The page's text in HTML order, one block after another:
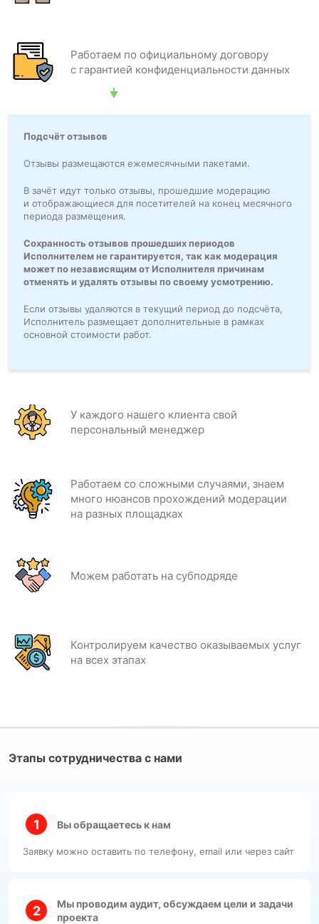
Работаем по официальному договору
с гарантией конфиденциальности данных
Подсчёт отзывов
Отзывы размещаются ежемесячными пакетами.
В зачёт идут только отзывы, прошедшие модерацию
и отображающиеся для посетителей на конец месячного
периода размещения.
Сохранность отзывов прошедших периодов
Исполнителем не гарантируется, так как модерация
может по независящим от Исполнителя причинам
отменять и удалять отзывы по своему усмотрению.
Если отзывы удаляются в текущий период до подсчёта,
Исполнитель размещает дополнительные в рамках
основной стоимости работ.
У каждого нашего клиента свой
персональный менеджер
Работаем со сложными случаями, знаем
много нюансов прохождений модерации
на разных площадках
Можем работать на субподряде
Контролируем качество оказываемых услуг
на всех этапах
Этапы сотрудничества с нами
Вы обращаетесь к нам
Заявку можно оставить по телефону, email или через сайт
Мы проводим аудит, обсуждаем цели и задачи
проекта